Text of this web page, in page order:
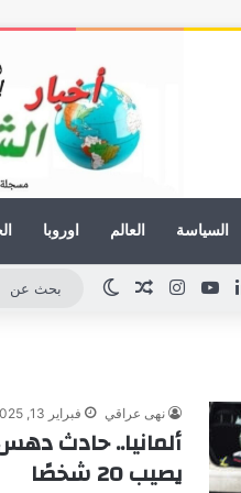
السياسة العالم اوروبا
لينكدإنيوتيوب انستقراممقال عشوائي
الوضع المظلم
نهى عراقي فبراير 13, 2025
ألمانيا.. حادث
يصيب 20 شخصًا